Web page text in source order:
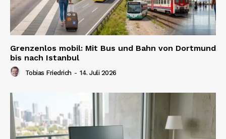
Grenzenlos mobil: Mit Bus und Bahn von Dortmund
bis nach Istanbul
Tobias Friedrich - 14. Juli 2026